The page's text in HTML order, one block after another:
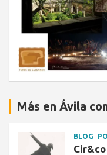
Más en Ávila
BLOG